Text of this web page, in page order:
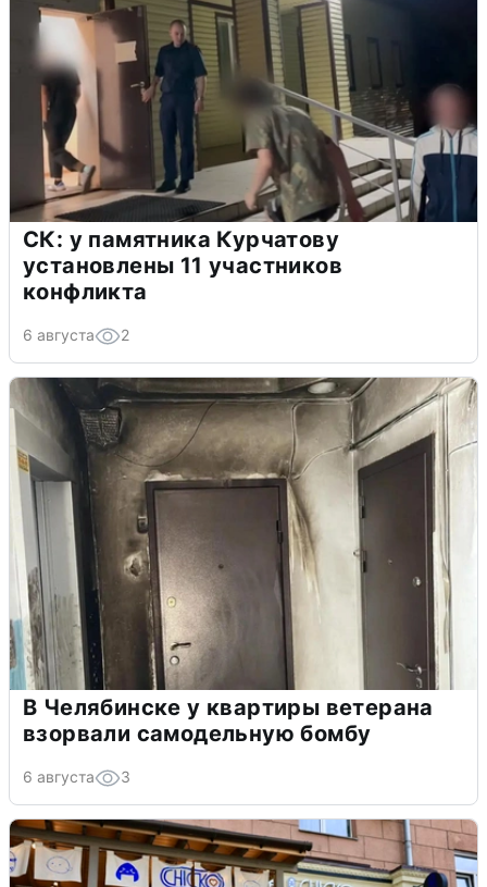
СК: у памятника Курчатову
установлены 11 участников
конфликта
6 августа 2
В Челябинске у квартиры ветерана
взорвали самодельную бомбу
6 августа 3